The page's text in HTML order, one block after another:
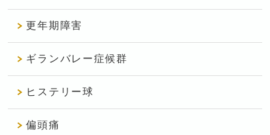
更年期障害
ギランバレー症候群
ヒステリー球
偏頭痛